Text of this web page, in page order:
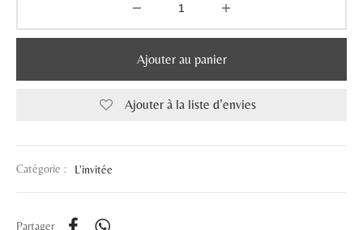
Ajouter au panier
Ajouter à la liste d’envies
Catégorie : L'invitée
Partager